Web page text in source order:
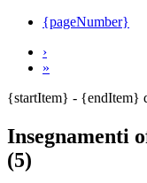
{pageNumber}
›
»
{startItem} - {endItem}
Insegnamenti
(5)